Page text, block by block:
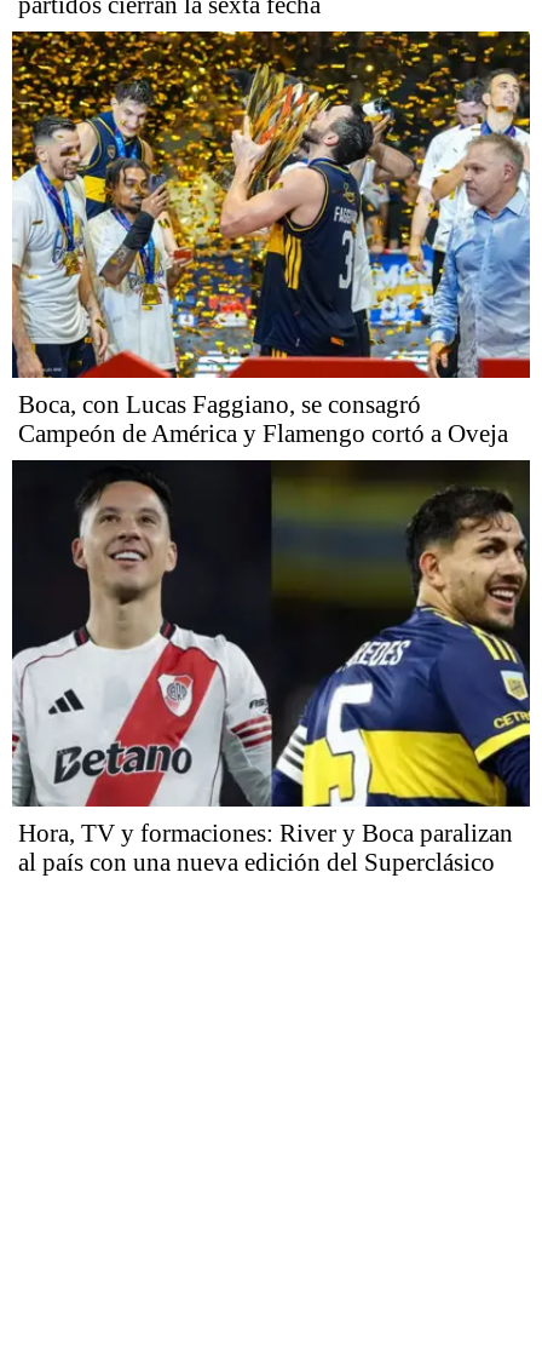
Boca, con Lucas Faggiano, se consagró
Campeón de América y Flamengo cortó a Oveja
Hora, TV y formaciones: River y Boca paralizan
al país con una nueva edición del Superclásico